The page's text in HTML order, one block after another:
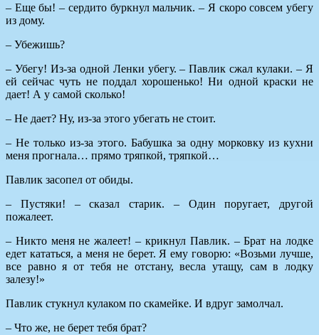
– Еще бы! – сердито буркнул мальчик. – Я скоро совсем убегу
из дому.
– Убежишь?
– Убегу! Из-за одной Ленки убегу. – Павлик сжал кулаки. – Я
ей сейчас чуть не поддал хорошенько! Ни одной краски не
дает! А у самой сколько!
– Не дает? Ну, из-за этого убегать не стоит.
– Не только из-за этого. Бабушка за одну морковку из кухни
меня прогнала… прямо тряпкой, тряпкой…
Павлик засопел от обиды.
– Пустяки! – сказал старик. – Один поругает, другой
пожалеет.
– Никто меня не жалеет! – крикнул Павлик. – Брат на лодке
едет кататься, а меня не берет. Я ему говорю: «Возьми лучше,
все равно я от тебя не отстану, весла утащу, сам в лодку
залезу!»
Павлик стукнул кулаком по скамейке. И вдруг замолчал.
– Что же, не берет тебя брат?